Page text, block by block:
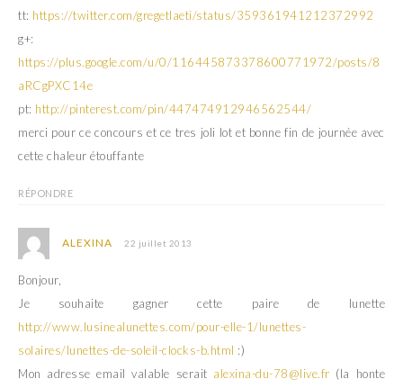
tt: https://twitter.com/gregetlaeti/status/359361941212372992
g+:
https://plus.google.com/u/0/116445873378600771972/posts/8
aRCgPXC14e
pt: http://pinterest.com/pin/447474912946562544/
merci pour ce concours et ce tres joli lot et bonne fin de journée avec
cette chaleur étouffante
RÉPONDRE
ALEXINA 22 juillet 2013
Bonjour,
Je souhaite gagner cette paire de lunette
http://www.lusinealunettes.com/pour-elle-1/lunettes-
solaires/lunettes-de-soleil-clocks-b.html :)
Mon adresse email valable serait alexina-du-78@live.fr (la honte